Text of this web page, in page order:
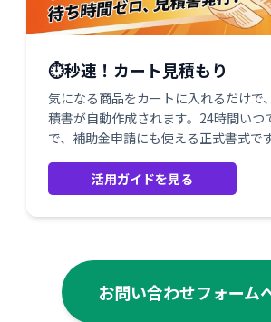
⏱️秒速！カート見積もり
気になる商品をカートに入れるだけで
積書が自動作成されます。24時間いつ
で、補助金申請にも使える正式書式です
活用ガイドを見る
お問い合わせフォーム